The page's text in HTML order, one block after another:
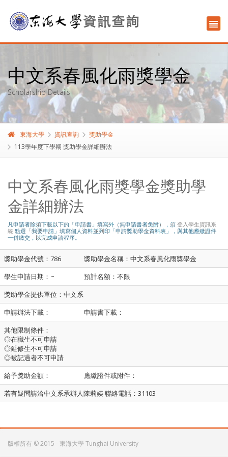
中文系春風化雨獎學金
Scholarship Details
東海大學 資訊查詢
獎助學金
113學年度下學期 獎助學金詳細辦法
中文系春風化雨獎學金獎助學
金詳細辦法
凡申請者除須下載以下的「申請書」填寫外（無申請書者免附），須 登入學生資訊系
統 點選「我要申請」填寫個人資料並列印「申請獎助學金資料表」，與其他應繳證件
一併繳交，以完成申請程序。
獎助學金代號：786
獎助學金名稱：中文系春風化雨獎學金
學生申請日期：~
預計名額：不限
獎助學金提供單位：中文系
申請辦法下載：
申請書下載：
其他限制條件：
◎在職生不可申請
◎延修生不可申請
◎被記過者不可申請
給予獎助金額：
應繳證件或附件：
若有疑問請洽中文系承辦人陳莉媖 聯絡電話：31103
版權所有 © 2015 - 東海大學 Tunghai University